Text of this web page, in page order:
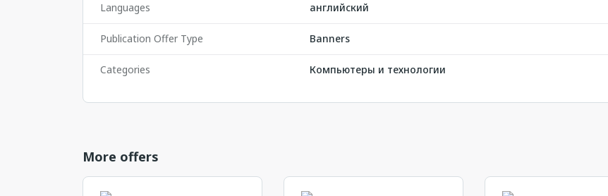
Languages английский
Publication Offer Type Banners
Categories Компьютеры и технологии
More offers